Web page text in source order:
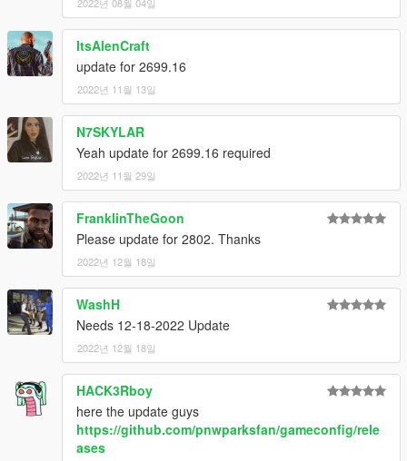
ItsAlenCraft
update for 2699.16
2022년 11월 13일
N7SKYLAR
Yeah update for 2699.16 required
2022년 11월 29일
FranklinTheGoon
Please update for 2802. Thanks
2022년 12월 18일
WashH
Needs 12-18-2022 Update
2022년 12월 18일
HACK3Rboy
here the update guys
https://github.com/pnwparksfan/gameconfig/rele
ases